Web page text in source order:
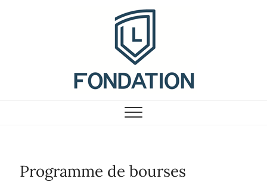
Fondation du Collège
Programme de bourses